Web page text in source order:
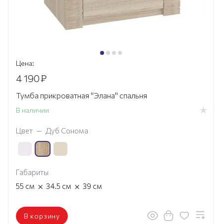
Цена:
4 190₽
Тумба прикроватная "Элана" спальня
В наличии
Цвет — Дуб Сонома
Габариты
55 см × 34.5 см × 39 см
В корзину